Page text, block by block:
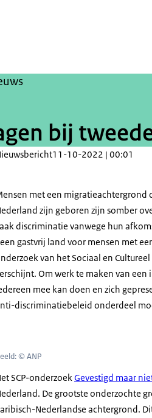
bij
11-10-2022 | 00:01
met een migratieachtergrond
zijn geboren zijn somber
discriminatie vanwege hun
gastvrij land voor mensen met
van het Sociaal en
Om werk te maken van een
mee kan doen en zich
discriminatiebeleid onderdeel
© ANP
SCP-onderzoekGevestigd maar
De grootste onderzochte
Nederlandse achtergrond.